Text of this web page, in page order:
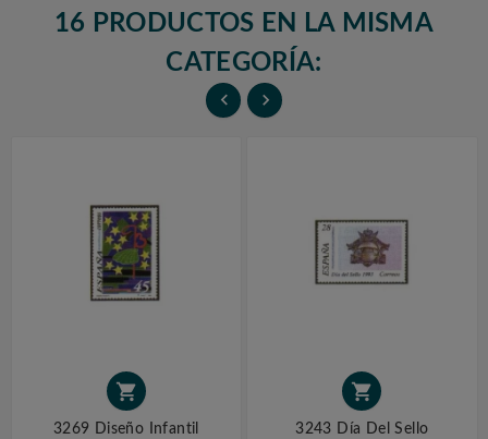
16 PRODUCTOS EN LA MISMA
CATEGORÍA:
 

3269 Diseño Infantil

3243 Día Del Sello